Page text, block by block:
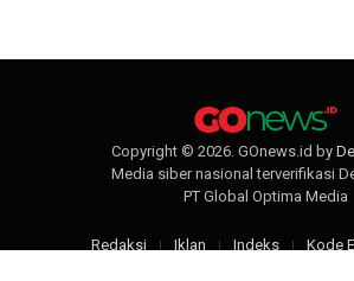
Copyright © 2026. GOnews.id by
Media siber nasional terverifikasi
PT Global Optima Media
Redaksi Iklan Indeks Kode